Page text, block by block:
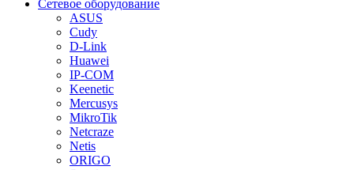
Сетевое оборудование
ASUS
Cudy
D-Link
Huawei
IP-COM
Keenetic
Mercusys
MikroTik
Netcraze
Netis
ORIGO